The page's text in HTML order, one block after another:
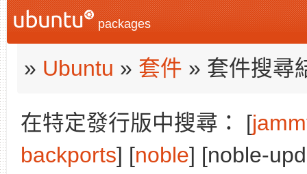
packages
» Ubuntu » 套件 » 套件搜尋
在特定發行版中搜尋： [
backports] [noble] [noble-